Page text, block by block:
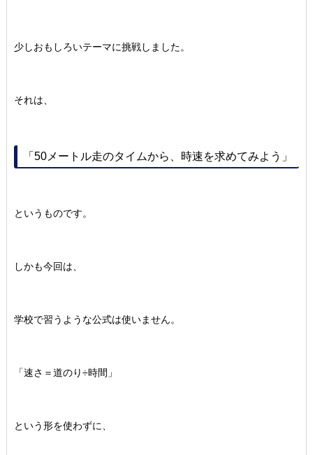
少しおもしろいテーマに挑戦しました。
それは、
「50メートル走のタイムから、時速を求めてみよう」
というものです。
しかも今回は、
学校で習うような公式は使いません。
「速さ＝道のり÷時間」
という形を使わずに、